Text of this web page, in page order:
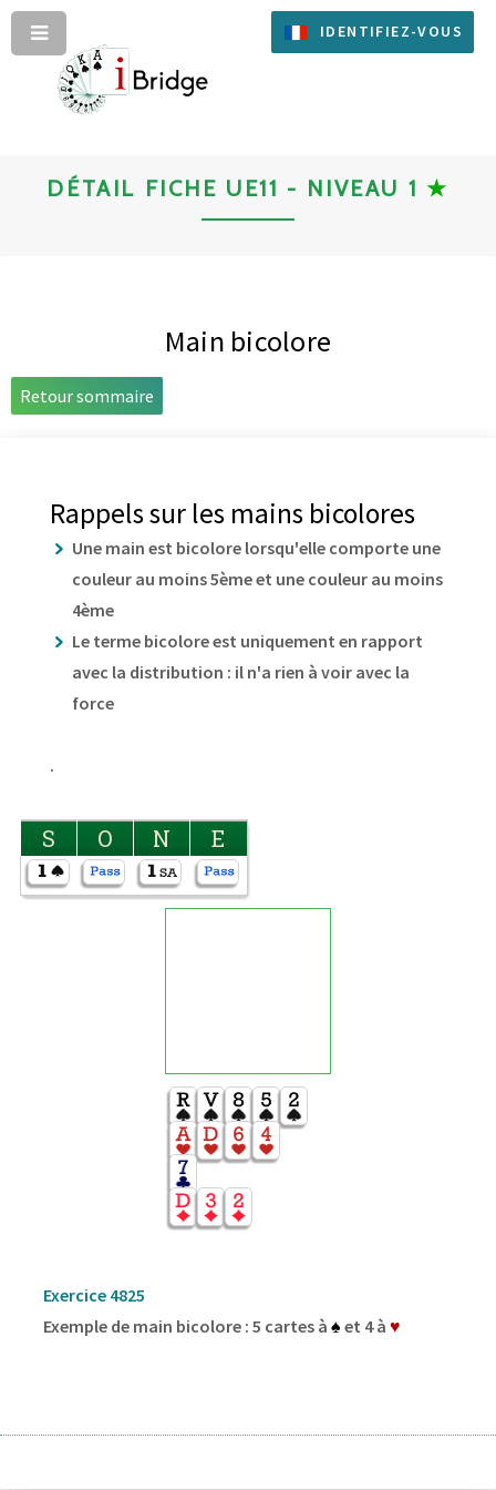
IDENTIFIEZ-VOUS
DÉTAIL FICHE UE11 - NIVEAU 1 ★
Main bicolore
Retour sommaire
Rappels sur les mains bicolores
Une main est bicolore lorsqu'elle comporte une
couleur au moins 5ème et une couleur au moins
4ème
Le terme bicolore est uniquement en rapport
avec la distribution : il n'a rien à voir avec la
force
.
S O N E
Exercice 4825
Exemple de main bicolore : 5 cartes à ♠ et 4 à ♥